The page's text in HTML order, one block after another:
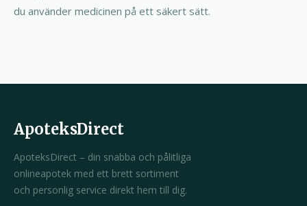
du använder medicinen på ett säkert sätt.
ApoteksDirect
ApoteksDirect – din snabba och pålitliga
onlineapotek med ett brett sortiment
och personlig service direkt hem till dig.